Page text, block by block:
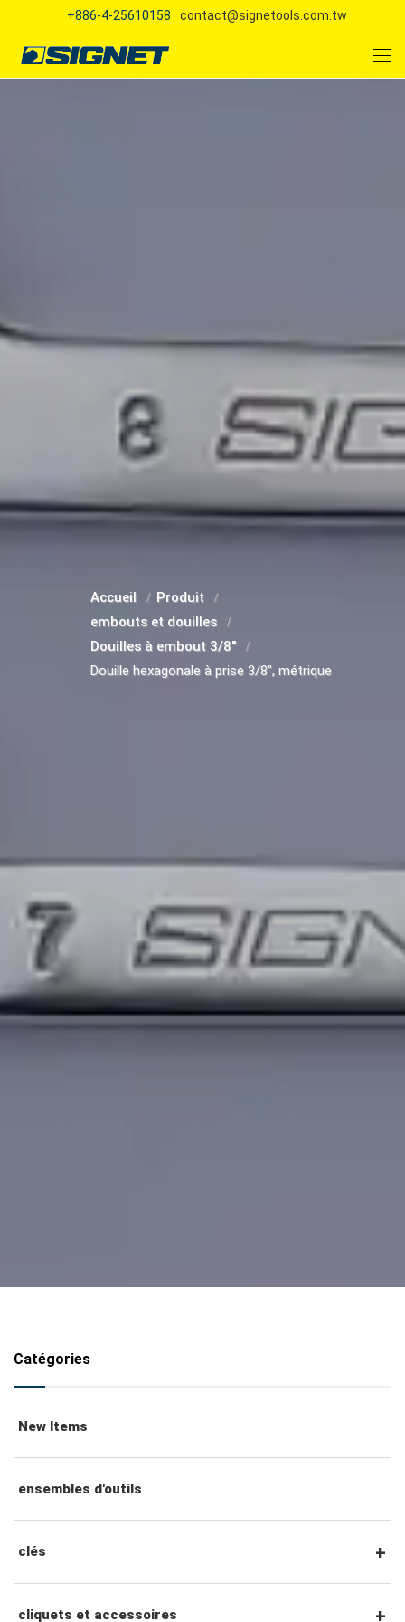
+886-4-25610158 contact@signetools.com.tw
Accueil
Produit
embouts et douilles
Douilles à embout 3/8"
Douille hexagonale à prise 3/8", métrique
Catégories
New Items
ensembles d'outils
clés
clés mixtes
cliquets et accessoires